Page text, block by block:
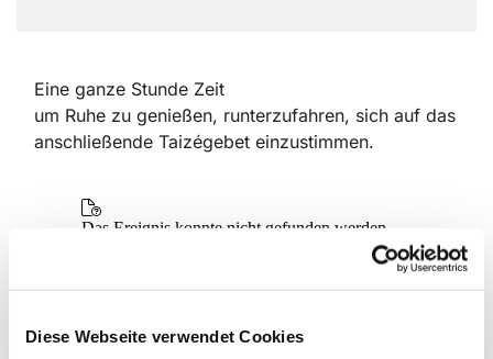
Diese Webseite verwendet Cookies
Eine ganze Stunde Zeit
um Ruhe zu genießen, runterzufahren, sich auf das
anschließende Taizégebet einzustimmen.